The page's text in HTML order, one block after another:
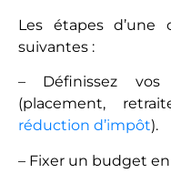
Les étapes d’une
suivantes :
– Définissez
(placement,
réduction d’impôt).
– Fixer un budget